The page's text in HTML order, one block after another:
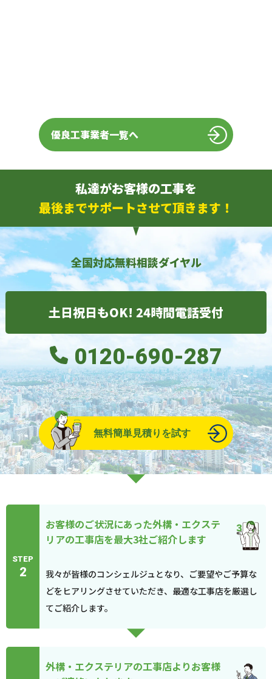
優良工事業者一覧へ
私達がお客様の工事を
最後までサポートさせて頂きます！
全国対応無料相談ダイヤル
土日祝日もOK! 24時間電話受付
0120-690-287
無料簡単見積りを試す
STEP
2
お客様のご状況にあった外構・エクステ
リアの工事店を最大3社ご紹介します
我々が皆様のコンシェルジュとなり、ご要望やご予算な
どをヒアリングさせていただき、最適な工事店を厳選し
てご紹介します。
外構・エクステリアの工事店よりお客様